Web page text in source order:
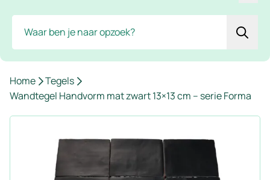
Home
Tegels
Wandtegel Handvorm mat zwart 13×13 cm – serie Forma